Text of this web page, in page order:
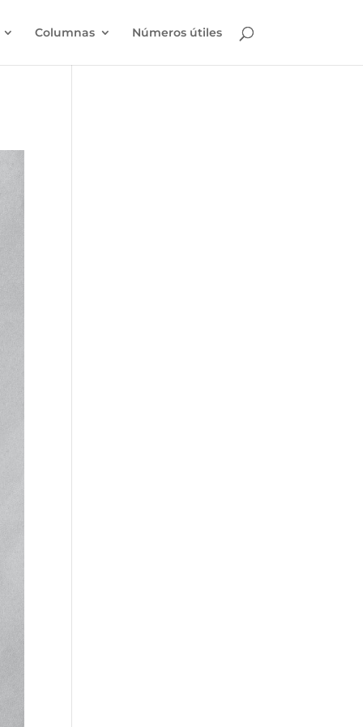
Columnas Números útiles